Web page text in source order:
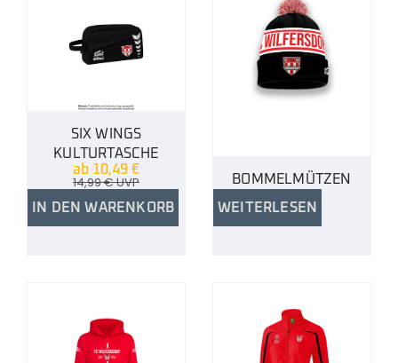
SIX WINGS
KULTURTASCHE
ab 10,49 €
14,99€UVP
IN DEN WARENKORB
BOMMELMÜTZEN
WEITERLESEN